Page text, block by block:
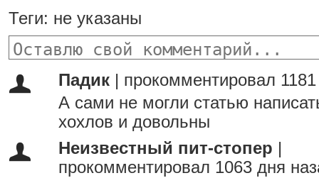
Теги: не указаны
Падик
прокомментировал
А сами не могли статью
хохлов и довольны
Неизвестный пит-стопер
прокомментировал 1063 дня